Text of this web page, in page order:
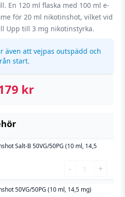
En 120 ml flaska med 100 ml e-
för 20 ml nikotinshot, vilket vid
Upp till 3 mg nikotinstyrka.
även att vejpas outspädd och
start.
kr
Salt-B 50VG/50PG (10 ml, 14,5
-
Shift
-
Nikotinshot
+
50VG/50PG (10 ml, 14,5 mg)